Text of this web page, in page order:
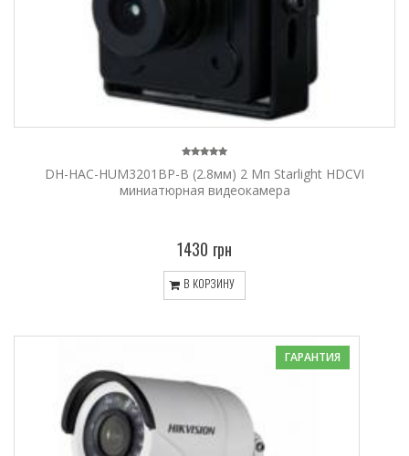
DH-HAC-HUM3201BP-B (2.8мм) 2 Мп Starlight HDCVI
миниатюрная видеокамера
1430 грн
В КОРЗИНУ
ГАРАНТИЯ